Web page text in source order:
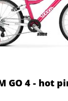
GO 4 - hot